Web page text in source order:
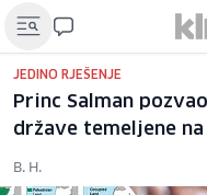
JEDINO RJEŠENJE
Princ Salman
države temeljene
B. H.